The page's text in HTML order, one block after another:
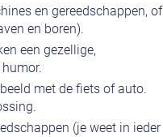
en gereedschappen, of
en boren).
een gezellige,
met de fiets of auto.
(je weet in ieder